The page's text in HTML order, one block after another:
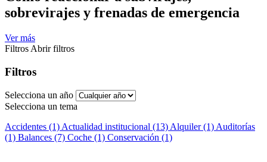
sobrevirajes y frenadas de emergencia
Ver más
Filtros Abrir filtros
Filtros
Selecciona un año
Selecciona un tema
Accidentes (1) Actualidad institucional (13) Alquiler (1) Auditorías
(1) Balances (7) Coche (1) Conservación (1)